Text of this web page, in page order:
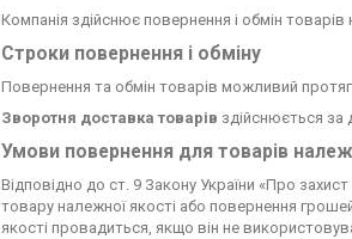
Компанія здійснює повернення і обмін товарів
Строки повернення і обміну
Повернення та обмін товарів можливий
Зворотня доставка товарів здійснюється
Умови повернення для товарів
Відповідно до ст. 9 Закону України «Про
товару належної якості або повернення
якості провадиться, якщо він не